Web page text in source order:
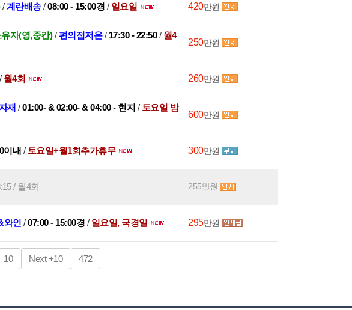
/계란배송/08:00 - 15:00경 / 일요일 420만원
자(영,중칸)/편의점저온/ 17:30 - 22:50/ 월4
250만원
/ 월4회 260만원
재 /01:00- & 02:00- & 04:00 - 현지 / 토요일 밤
600만원
이내 / 토요일+월1회추가휴무 300만원
/ 월4회 255만원
와인 /07:00 - 15:00경 / 일요일, 국경일 295만원
10 Next+10 472